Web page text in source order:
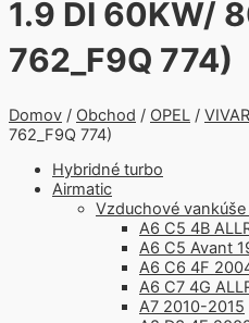
1.9 DI 60KW/
762_F9Q 774)
Domov / Obchod / OPEL /
762_F9Q 774)
Hybridné turbo
Airmatic
Vzduchové
A6 C5 4B
A6 C5 Avant
A6 C6 4F
A6 C7 4G
A7 2010-2015